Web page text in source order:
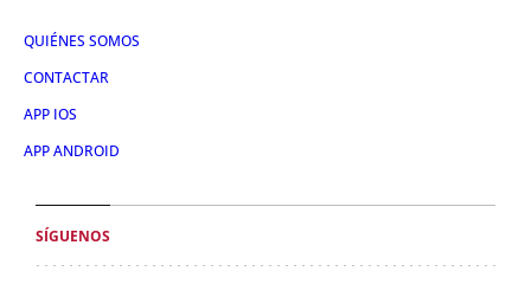
QUIÉNES SOMOS
CONTACTAR
APP IOS
APP ANDROID
SÍGUENOS